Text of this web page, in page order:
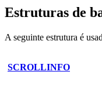
Estruturas de
A seguinte estrutura é
SCROLLINFO